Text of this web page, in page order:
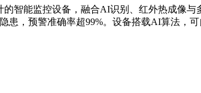
智能监控设备，融合AI识别、红外热成像
患，预警准确率超99%。设备搭载AI算法，